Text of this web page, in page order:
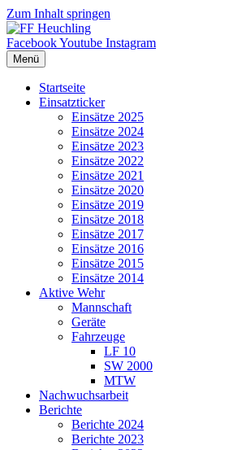
Zum Inhalt springen
FacebookYoutube Instagram
Menü
Startseite
Einsatzticker
Einsätze 2025
Einsätze 2024
Einsätze 2023
Einsätze 2022
Einsätze 2021
Einsätze 2020
Einsätze 2019
Einsätze 2018
Einsätze 2017
Einsätze 2016
Einsätze 2015
Einsätze 2014
Aktive Wehr
Mannschaft
Geräte
Fahrzeuge
LF 10
SW 2000
MTW
Nachwuchsarbeit
Berichte
Berichte 2024
Berichte 2023